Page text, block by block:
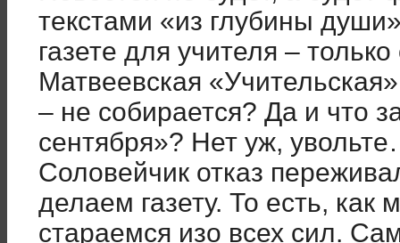
текстами «из глубины
газете для учителя –
Матвеевская
– не собирается? Да и что
сентября»? Нет уж,
Соловейчик отказ
делаем газету. То есть,
стараемся изо всех сил.